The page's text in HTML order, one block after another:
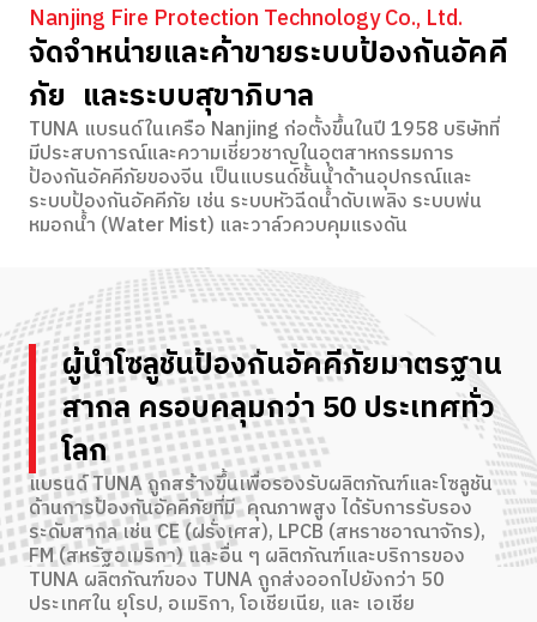
Nanjing Fire Protection Technology Co., Ltd.
จัดจำหน่ายและค้าขายระบบป้องกันอัคคี
ภัย และระบบสุขาภิบาล
TUNA แบรนด์ในเครือ Nanjing ก่อตั้งขึ้นในปี 1958 บริษัทที่
มีประสบการณ์และความเชี่ยวชาญในอุตสาหกรรมการ
ป้องกันอัคคีภัยของจีน เป็นแบรนด์ชั้นนำด้านอุปกรณ์และ
ระบบป้องกันอัคคีภัย เช่น ระบบหัวฉีดน้ำดับเพลิง ระบบพ่น
หมอกน้ำ (Water Mist) และวาล์วควบคุมแรงดัน
ผู้นำโซลูชันป้องกันอัคคีภัยมาตรฐาน
สากล ครอบคลุมกว่า 50 ประเทศทั่ว
โลก
แบรนด์ TUNA ถูกสร้างขึ้นเพื่อรองรับผลิตภัณฑ์และโซลูชัน
ด้านการป้องกันอัคคีภัยที่มี คุณภาพสูง ได้รับการรับรอง
ระดับสากล เช่น CE (ฝรั่งเศส), LPCB (สหราชอาณาจักร),
FM (สหรัฐอเมริกา) และอื่น ๆ ผลิตภัณฑ์และบริการของ
TUNA ผลิตภัณฑ์ของ TUNA ถูกส่งออกไปยังกว่า 50
ประเทศใน ยุโรป, อเมริกา, โอเชียเนีย, และ เอเชีย